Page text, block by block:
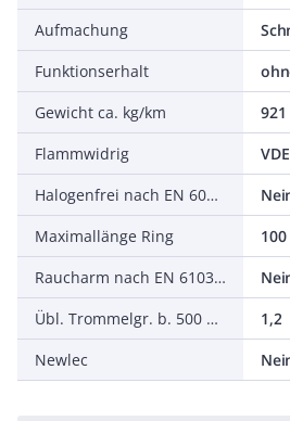
Aufmachung
Funktionserhalt
Gewicht ca. kg/km
921
Flammwidrig
Halogenfrei nach EN 60754-1/2
Maximallänge Ring
Raucharm nach EN 61034-2
Übl. Trommelgr. b. 500 m Ø m
1,2
Newlec